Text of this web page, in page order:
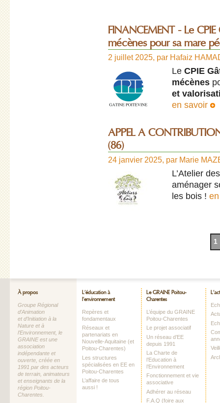
FINANCEMENT - Le
mécènes pour sa mare
2 juillet 2025, par Hafaiz
Le CPIE
mécènes
et
en savoir
APPEL A
(86)
24 janvier 2025, par Marie
L’Atelier
aménager
les bois !
1
À propos
Groupe Régional
d’Animation
et d’Initiation à la
Nature et à
l’Environnement, le
GRAINE est une
association
indépendante et
ouverte, créée en
1991 par des acteurs
de terrain, animateurs
et enseignants de la
région Poitou-
Charentes.
L’éducation à
l’environnement
Repères et
fondamentaux
Réseaux et
partenariats en
Nouvelle-Aquitaine (et
Poitou-Charentes)
Les structures
spécialisées en EE en
Poitou-Charentes
L’affaire de tous
aussi !
Le GRAINE Poitou-
Charentes
L’équipe du GRAINE
Poitou-Charentes
Le projet associatif
Un réseau d’EE
depuis 1991
La Charte de
l’Education à
l’Environnement
Fonctionnement et vie
associative
Adhérer au réseau
F.A.Q (foire aux